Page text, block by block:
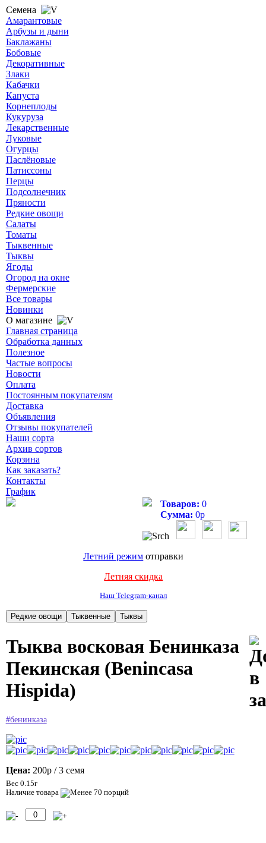
Семена
Амарантовые
Арбузы и дыни
Баклажаны
Бобовые
Декоративные
Злаки
Кабачки
Капуста
Корнеплоды
Кукуруза
Лекарственные
Луковые
Огурцы
Паслёновые
Патиссоны
Перцы
Подсолнечник
Пряности
Редкие овощи
Салаты
Томаты
Тыквенные
Тыквы
Ягоды
Огород на окне
Фермерские
Все товары
Новинки
О магазине
Главная страница
Обработка данных
Полезное
Частые вопросы
Новости
Оплата
Постоянным покупателям
Доставка
Объявления
Отзывы покупателей
Наши сорта
Архив сортов
Корзина
Как заказать?
Контакты
График
Товаров: 0
Сумма: 0р
Летний режим отправки
Летняя скидка
Наш Telegram-канал
Тыква восковая Бенинказа
Пекинская (Benincasa
Hispida)
#бенинказа
Цена: 200р / 3 семя
Вес 0.15г
Наличие товара